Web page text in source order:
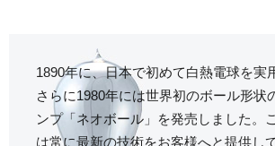
1890年に、日本で初めて白熱電球を実
さらに1980年には世界初のボール形状
ンプ「ネオボール」を発売しました。
は常に最新の技術をお客様へと提供し